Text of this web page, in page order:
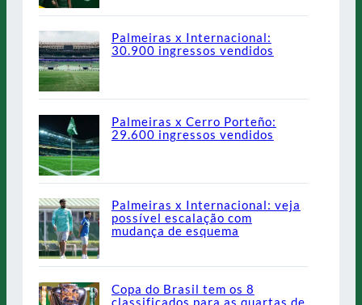
Palmeiras x Internacional:
30.900 ingressos vendidos
Palmeiras x Cerro Porteño:
29.600 ingressos vendidos
Palmeiras x Internacional: veja
possível escalação com
mudança de esquema
Copa do Brasil tem os 8
classificados para as quartas de